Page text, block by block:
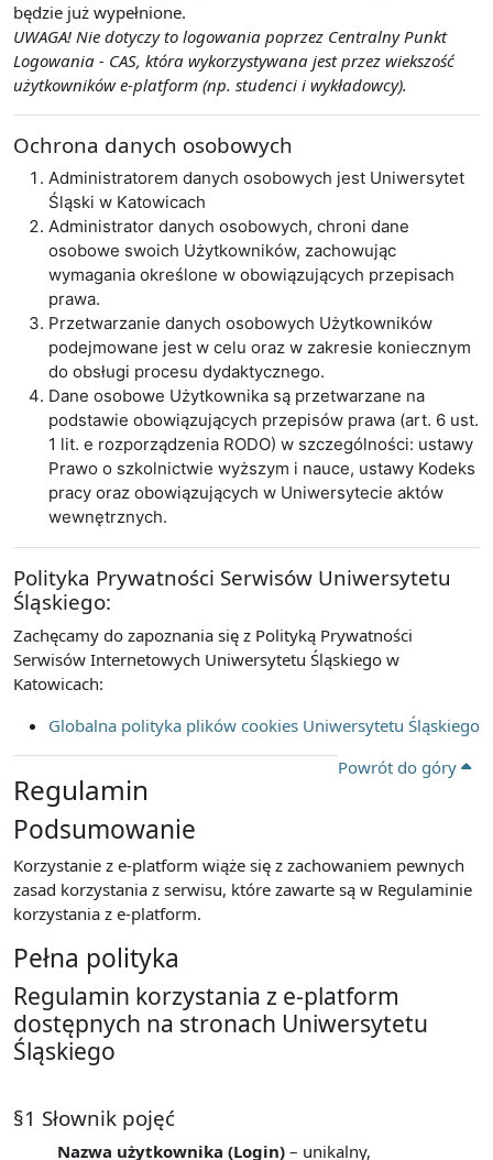
będzie już wypełnione.
UWAGA! Nie dotyczy to logowania poprzez Centralny Punkt
Logowania - CAS, która wykorzystywana jest przez wiekszość
użytkowników e-platform (np. studenci i wykładowcy).
Ochrona danych osobowych
Administratorem danych osobowych jest Uniwersytet
Śląski w Katowicach
Administrator danych osobowych, chroni dane
osobowe swoich Użytkowników, zachowując
wymagania określone w obowiązujących przepisach
prawa.
Przetwarzanie danych osobowych Użytkowników
podejmowane jest w celu oraz w zakresie koniecznym
do obsługi procesu dydaktycznego.
Dane osobowe Użytkownika są przetwarzane na
podstawie obowiązujących przepisów prawa (art. 6 ust.
1 lit. e rozporządzenia RODO) w szczególności: ustawy
Prawo o szkolnictwie wyższym i nauce, ustawy Kodeks
pracy oraz obowiązujących w Uniwersytecie aktów
wewnętrznych.
Polityka Prywatności Serwisów Uniwersytetu
Śląskiego:
Zachęcamy do zapoznania się z Polityką Prywatności
Serwisów Internetowych Uniwersytetu Śląskiego w
Katowicach:
Globalna polityka plików cookies Uniwersytetu Śląskiego
Powrót do góry
Regulamin
Podsumowanie
Korzystanie z e-platform wiąże się z zachowaniem pewnych
zasad korzystania z serwisu, które zawarte są w Regulaminie
korzystania z e-platform.
Pełna polityka
Regulamin korzystania z e-platform
dostępnych na stronach Uniwersytetu
Śląskiego
§1 Słownik pojęć
Nazwa użytkownika (Login) – unikalny,